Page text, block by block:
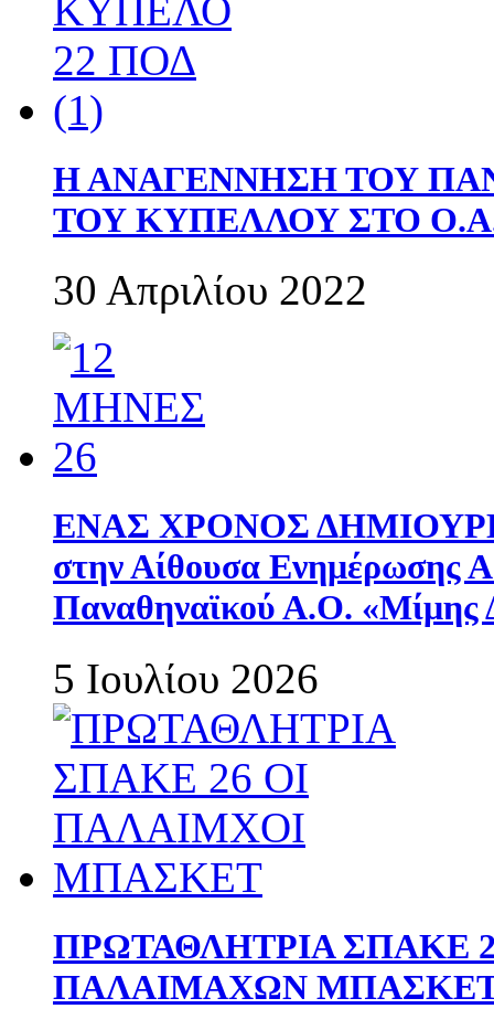
Η ΑΝΑΓΕΝΝΗΣΗ ΤΟΥ
ΤΟΥ ΚΥΠΕΛΛΟΥ ΣΤΟ
30 Απριλίου 2022
ΕΝΑΣ ΧΡΟΝΟΣ
στην Αίθουσα Ενημέρωσης
Παναθηναϊκού Α.Ο. «Μίμης
5 Ιουλίου 2026
ΠΡΩΤΑΘΛΗΤΡΙΑ ΣΠΑΚΕ
ΠΑΛΑΙΜΑΧΩΝ